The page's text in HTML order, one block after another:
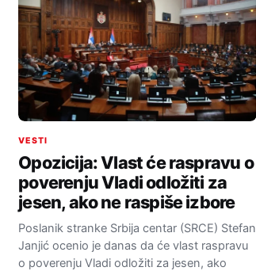
VESTI
Opozicija: Vlast će raspravu o
poverenju Vladi odložiti za
jesen, ako ne raspiše izbore
Poslanik stranke Srbija centar (SRCE) Stefan
Janjić ocenio je danas da će vlast raspravu
o poverenju Vladi odložiti za jesen, ako